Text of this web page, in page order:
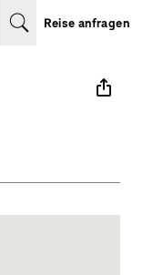
Reise anfragen